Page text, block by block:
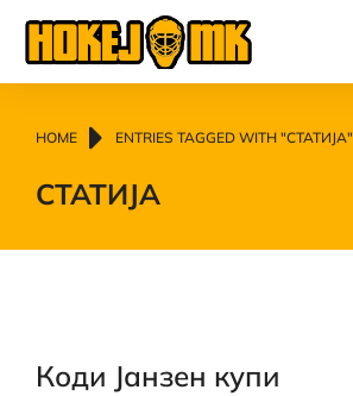
You are here:
HOME ENTRIES TAGGED WITH "СТАТИЈА"
СТАТИЈА
Коди Јанзен купи